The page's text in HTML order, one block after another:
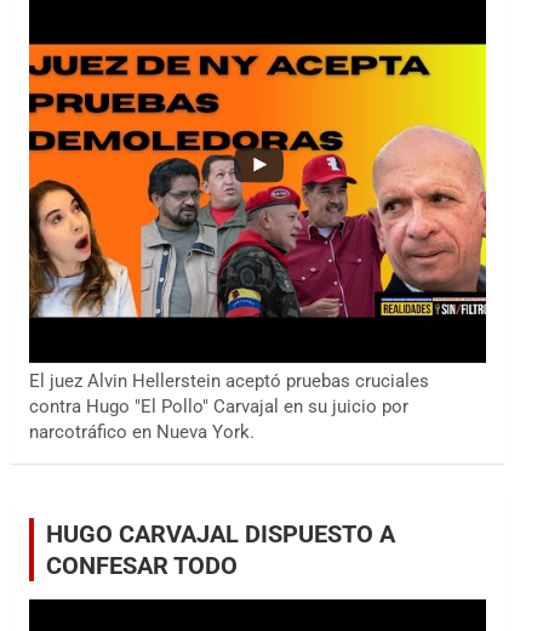
El juez Alvin Hellerstein aceptó pruebas cruciales
contra Hugo "El Pollo" Carvajal en su juicio por
narcotráfico en Nueva York.
HUGO CARVAJAL DISPUESTO A
CONFESAR TODO